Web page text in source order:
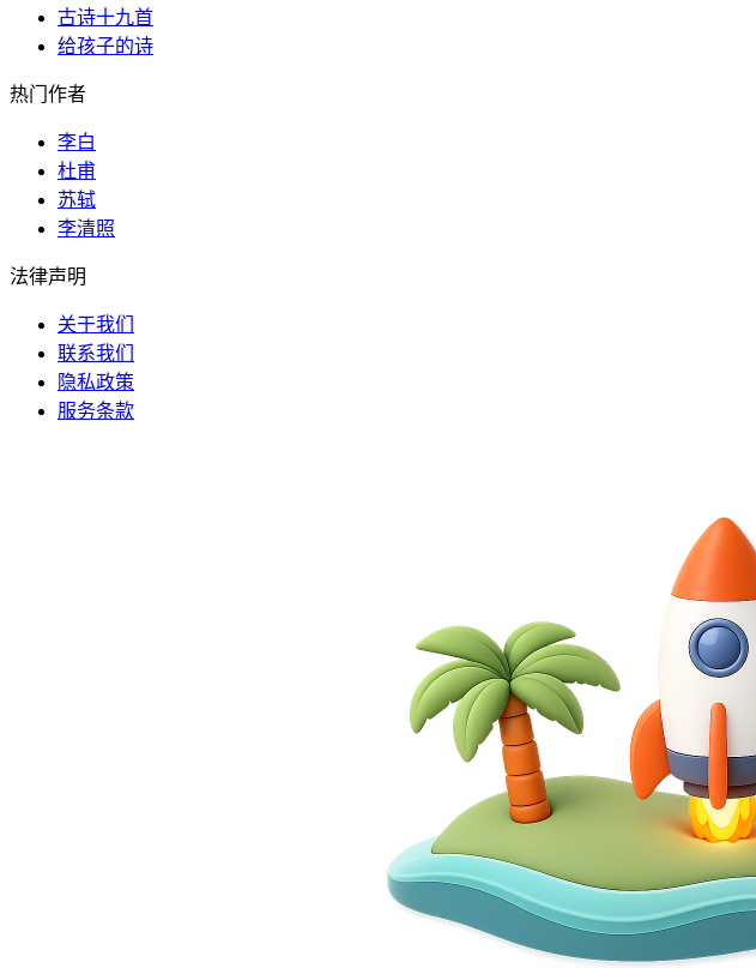
古诗十九首
给孩子的诗
热门作者
李白
杜甫
苏轼
李清照
法律声明
关于我们
联系我们
隐私政策
服务条款